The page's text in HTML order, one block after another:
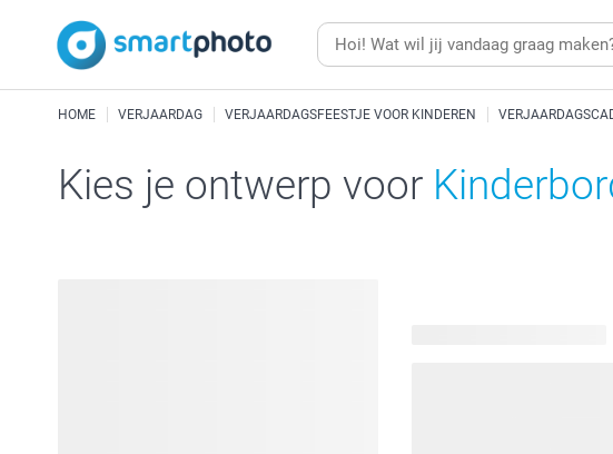
HOME VERJAARDAG VERJAARDAGSFEESTJE VOOR KINDEREN
Kies je ontwerp voor